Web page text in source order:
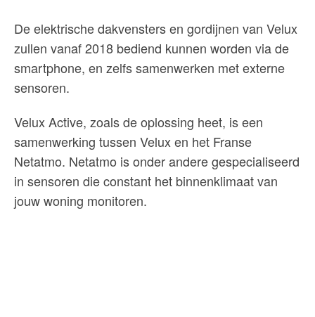
De elektrische dakvensters en gordijnen van Velux
zullen vanaf 2018 bediend kunnen worden via de
smartphone, en zelfs samenwerken met externe
sensoren.
Velux Active, zoals de oplossing heet, is een
samenwerking tussen Velux en het Franse
Netatmo. Netatmo is onder andere gespecialiseerd
in sensoren die constant het binnenklimaat van
jouw woning monitoren.